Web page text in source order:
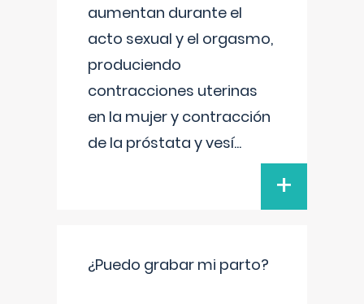
aumentan durante el
acto sexual y el orgasmo,
produciendo
contracciones uterinas
en la mujer y contracción
de la próstata y vesí...
+
¿Puedo grabar mi parto?